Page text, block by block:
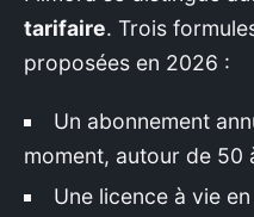
tarifaire. Trois
proposées en 2026 :
Un abonnement
moment, autour de 50
Une licence à vie